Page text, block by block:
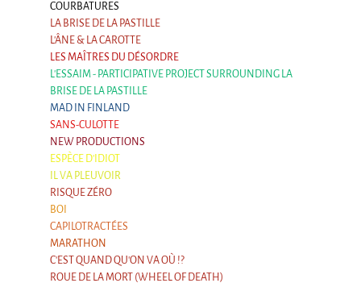
On-site projects
Générations Cirque
La Première Fois - The First Time
Implantations au Relecq Kerhuon
Dédoublez-moi
Mobile projects
Cycling tour
9 km²
Pétaouchnok Collective
COURBATURES
LA BRISE DE LA PASTILLE
L'ÂNE & LA CAROTTE
LES MAÎTRES DU DÉSORDRE
L'ESSAIM - PARTICIPATIVE PROJECT SURROUNDING LA
BRISE DE LA PASTILLE
MAD IN FINLAND
SANS-CULOTTE
NEW PRODUCTIONS
ESPÈCE D'IDIOT
IL VA PLEUVOIR
RISQUE ZÉRO
BOI
CAPILOTRACTÉES
MARATHON
C'EST QUAND QU'ON VA OÙ !?
ROUE DE LA MORT (WHEEL OF DEATH)